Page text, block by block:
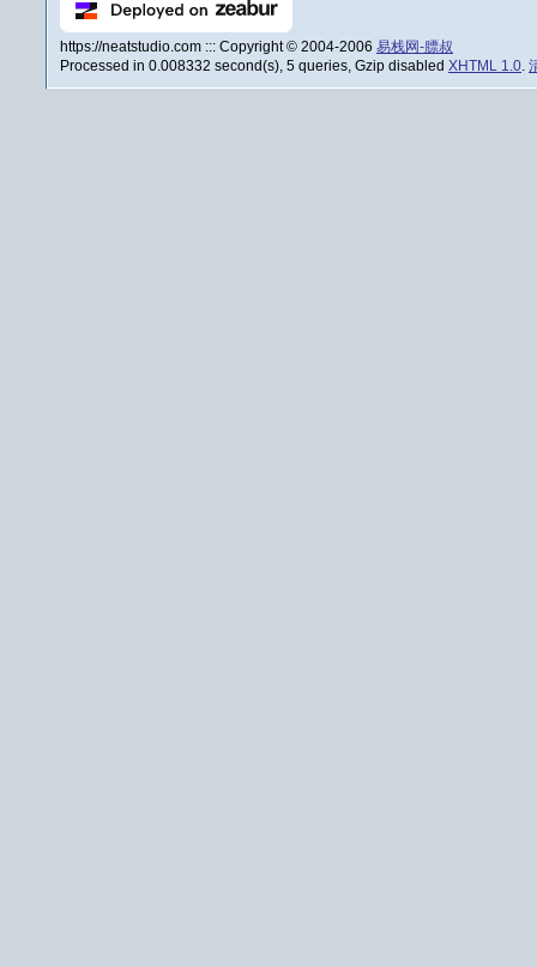
https://neatstudio.com ::: Copyright © 2004-2006 易栈网-膘叔
Processed in 0.008332 second(s), 5 queries, Gzip disabled XHTML 1.0.